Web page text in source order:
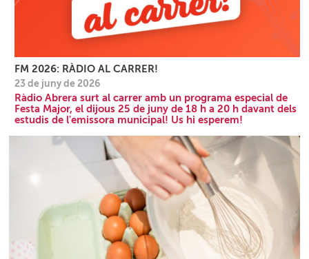
FM 2026: RÀDIO AL CARRER!
23 de juny de 2026
Ràdio Abrera surt al carrer amb un programa especial de
Festa Major, el dijous 25 de juny de 18 h a 20 h davant dels
estudis de l'emissora municipal! Us hi esperem!